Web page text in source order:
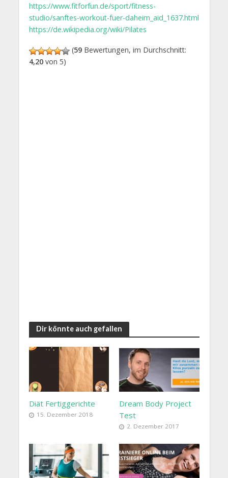
https://www.fitforfun.de/sport/fitness-
studio/sanftes-workout-fuer-daheim_aid_1637.html
https://de.wikipedia.org/wiki/Pilates
(59Bewertungen, im Durchschnitt:
4,20von 5)
Dir könnte auch gefallen
Diät Fertiggerichte
15. Dezember 2018
Dream Body Project
Test
2. Dezember 2017